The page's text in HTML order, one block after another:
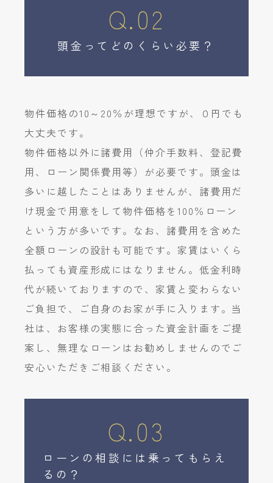
Q.02
頭金ってどのくらい必要？
物件価格の10～20％が理想ですが、０円でも
大丈夫です。
物件価格以外に諸費用（仲介手数料、登記費
用、ローン関係費用等）が必要です。頭金は
多いに越したことはありませんが、諸費用だ
け現金で用意をして物件価格を100％ローン
という方が多いです。なお、諸費用を含めた
全額ローンの設計も可能です。家賃はいくら
払っても資産形成にはなりません。低金利時
代が続いておりますので、家賃と変わらない
ご負担で、ご自身のお家が手に入ります。当
社は、お客様の実態に合った資金計画をご提
案し、無理なローンはお勧めしませんのでご
安心いただきご相談ください。
Q.03
ローンの相談には乗ってもらえ
るの？